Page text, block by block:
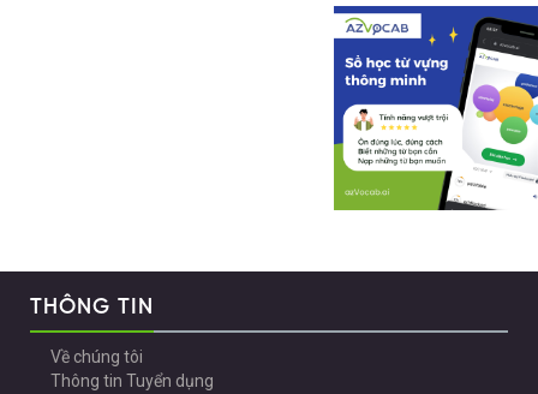
THÔNG TIN
Về chúng tôi
Thông tin Tuyển dụng